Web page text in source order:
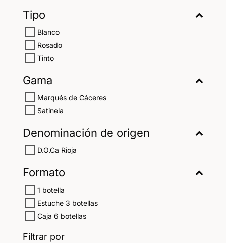
Tipo
Blanco
Rosado
Tinto
Gama
Marqués de Cáceres
Satinela
Denominación de origen
D.O.Ca Rioja
Formato
1 botella
Estuche 3 botellas
Caja 6 botellas
Filtrar por